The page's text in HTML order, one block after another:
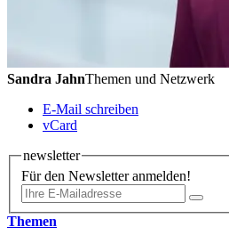
Sandra JahnThemen und Netzwerk
E-Mail schreiben
vCard
newsletter
Für den Newsletter anmelden!
Themen